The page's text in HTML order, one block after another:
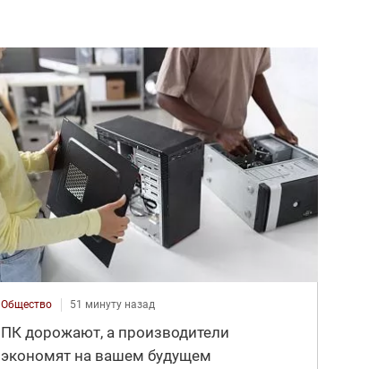
Общество 51 минуту назад
ПК дорожают, а производители
экономят на вашем будущем